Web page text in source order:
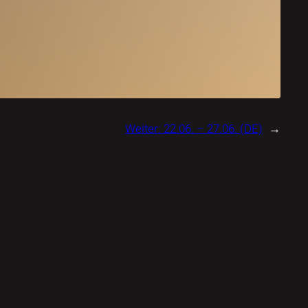
Weiter: 22.06. – 27.06. (DE) →